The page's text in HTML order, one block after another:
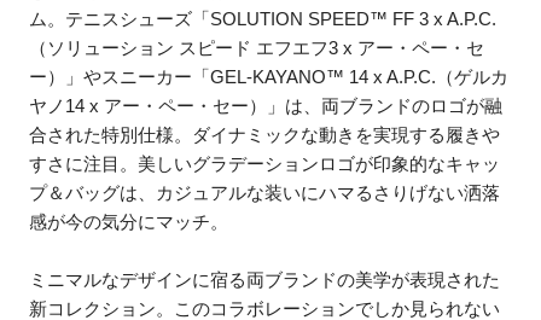
ム。テニスシューズ「SOLUTION SPEED™ FF 3 x A.P.C.
（ソリューション スピード エフエフ3 x アー・ペー・セ
ー）」やスニーカー「GEL-KAYANO™ 14 x A.P.C.（ゲルカ
ヤノ14 x アー・ペー・セー）」は、両ブランドのロゴが融
合された特別仕様。ダイナミックな動きを実現する履きや
すさに注目。美しいグラデーションロゴが印象的なキャッ
プ＆バッグは、カジュアルな装いにハマるさりげない洒落
感が今の気分にマッチ。
ミニマルなデザインに宿る両ブランドの美学が表現された
新コレクション。このコラボレーションでしか見られない